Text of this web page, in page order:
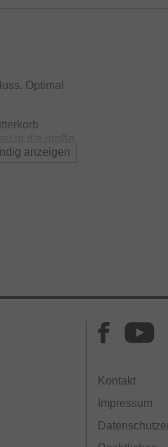
anzeigen
Optimal
in die große
Kontakt
Impressum